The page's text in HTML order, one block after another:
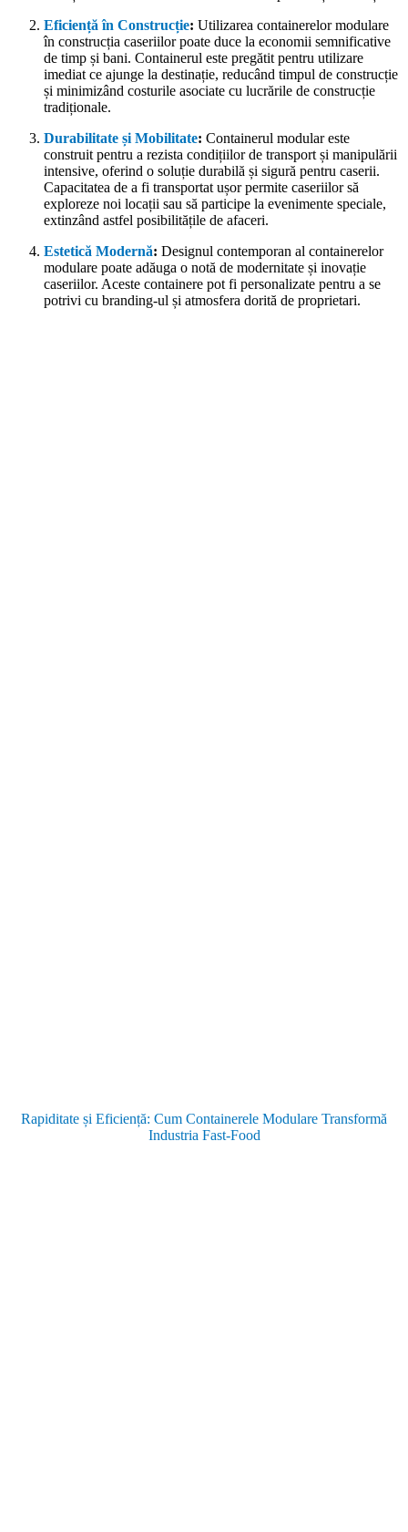
Eficiență în Construcție: Utilizarea containerelor modulare
în construcția caseriilor poate duce la economii semnificative
de timp și bani. Containerul este pregătit pentru utilizare
imediat ce ajunge la destinație, reducând timpul de construcție
și minimizând costurile asociate cu lucrările de construcție
tradiționale.
Durabilitate și Mobilitate: Containerul modular este
construit pentru a rezista condițiilor de transport și manipulării
intensive, oferind o soluție durabilă și sigură pentru caserii.
Capacitatea de a fi transportat ușor permite caseriilor să
exploreze noi locații sau să participe la evenimente speciale,
extinzând astfel posibilitățile de afaceri.
Estetică Modernă: Designul contemporan al containerelor
modulare poate adăuga o notă de modernitate și inovație
caseriilor. Aceste containere pot fi personalizate pentru a se
potrivi cu branding-ul și atmosfera dorită de proprietari.
Rapiditate și Eficiență: Cum Containerele Modulare Transformă
Industria Fast-Food